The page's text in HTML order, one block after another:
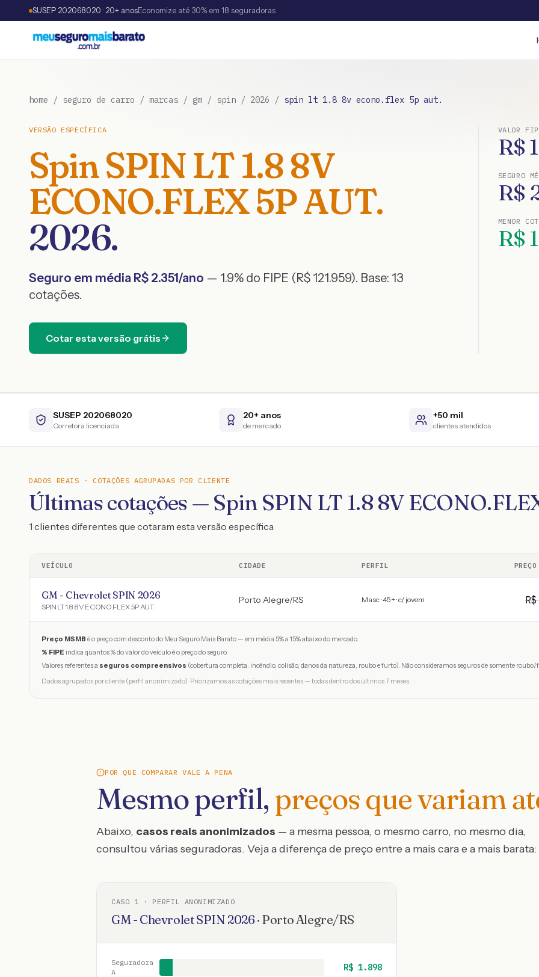
SUSEP 202068020 · 20+ anosEconomize até 30% em 18 seguradoras
home / seguro de carro / marcas / gm / spin / 2026 / spin lt 1.8 8v econo.flex 5p aut.
VERSÃO ESPECÍFICA
SpinSPIN LT 1.8 8V
ECONO.FLEX 5P AUT.
2026.
Seguro em média R$ 2.351/ano — 1.9% do FIPE (R$ 121.959). Base: 13
cotações.
Cotar esta versão grátis
VALOR
R$
SEGURO
R$
MENOR
R$
SUSEP 202068020
Corretora licenciada
20+ anos
de mercado
+50 mil
clientes atendidos
DADOS REAIS · COTAÇÕES AGRUPADAS POR CLIENTE
Últimas cotações — Spin SPIN LT 1.8 8V
1 clientes diferentes que cotaram esta versão específica
VEÍCULO CIDADE PERFIL
GM - Chevrolet SPIN 2026
SPIN LT 1.8 8V ECONO.FLEX 5P AUT.
Porto Alegre/RS Masc · 45+ · c/ jovem
Preço MSMB é o preço com desconto do Meu Seguro Mais Barato — em média 5% a 15% abaixo do mercado.
% FIPE indica quantos % do valor do veículo é o preço do seguro.
Valores referentes a seguros compreensivos (cobertura completa: incêndio, colisão, danos da natureza, roubo e furto). Não consideramos seguros de somente
Dados agrupados por cliente (perfil anonimizado). Priorizamos as cotações mais recentes — todas dentro dos últimos 7 meses.
POR QUE COMPARAR VALE A PENA
Mesmo perfil, preços que variam
Abaixo, casos reais anonimizados — a mesma pessoa, o mesmo carro, no mesmo dia,
consultou várias seguradoras. Veja a diferença de preço entre a mais cara e a mais barata:
CASO 1 · PERFIL ANONIMIZADO
GM - ChevroletSPIN 2026· Porto Alegre/RS
Seguradora
A
R$ 1.898